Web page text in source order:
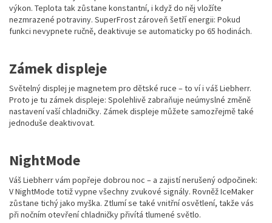
výkon. Teplota tak zůstane konstantní, i když do něj vložíte
nezmrazené potraviny. SuperFrost zároveň šetří energii: Pokud
funkci nevypnete ručně, deaktivuje se automaticky po 65 hodinách.
Zámek displeje
Světelný displej je magnetem pro dětské ruce – to ví i váš Liebherr.
Proto je tu zámek displeje: Spolehlivě zabraňuje neúmyslné změně
nastavení vaší chladničky. Zámek displeje můžete samozřejmě také
jednoduše deaktivovat.
NightMode
Váš Liebherr vám popřeje dobrou noc – a zajistí nerušený odpočinek:
V NightMode totiž vypne všechny zvukové signály. Rovněž IceMaker
zůstane tichý jako myška. Ztlumí se také vnitřní osvětlení, takže vás
při nočním otevření chladničky přivítá tlumené světlo.